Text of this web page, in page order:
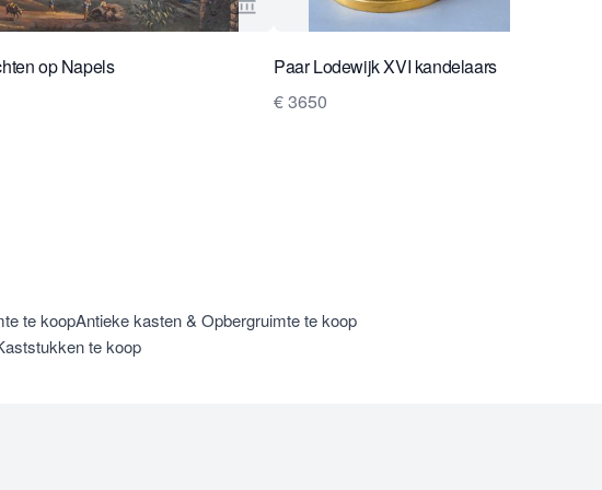
van Robert Schreuder AntiquairBekijk verkoperspagina van Robert
op Napels
Paar Lodewijk XVI kandelaars
€ 3650
te koopAntieke kasten & Opbergruimte te koop
te koop